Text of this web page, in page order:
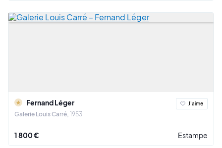
Fernand Léger
Galerie Louis Carré 1953
J'aime
1 800 € Estampe